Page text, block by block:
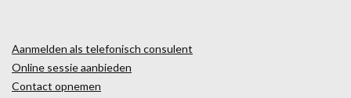
Aanmelden als telefonisch consulent
Online sessie aanbieden
Contact opnemen